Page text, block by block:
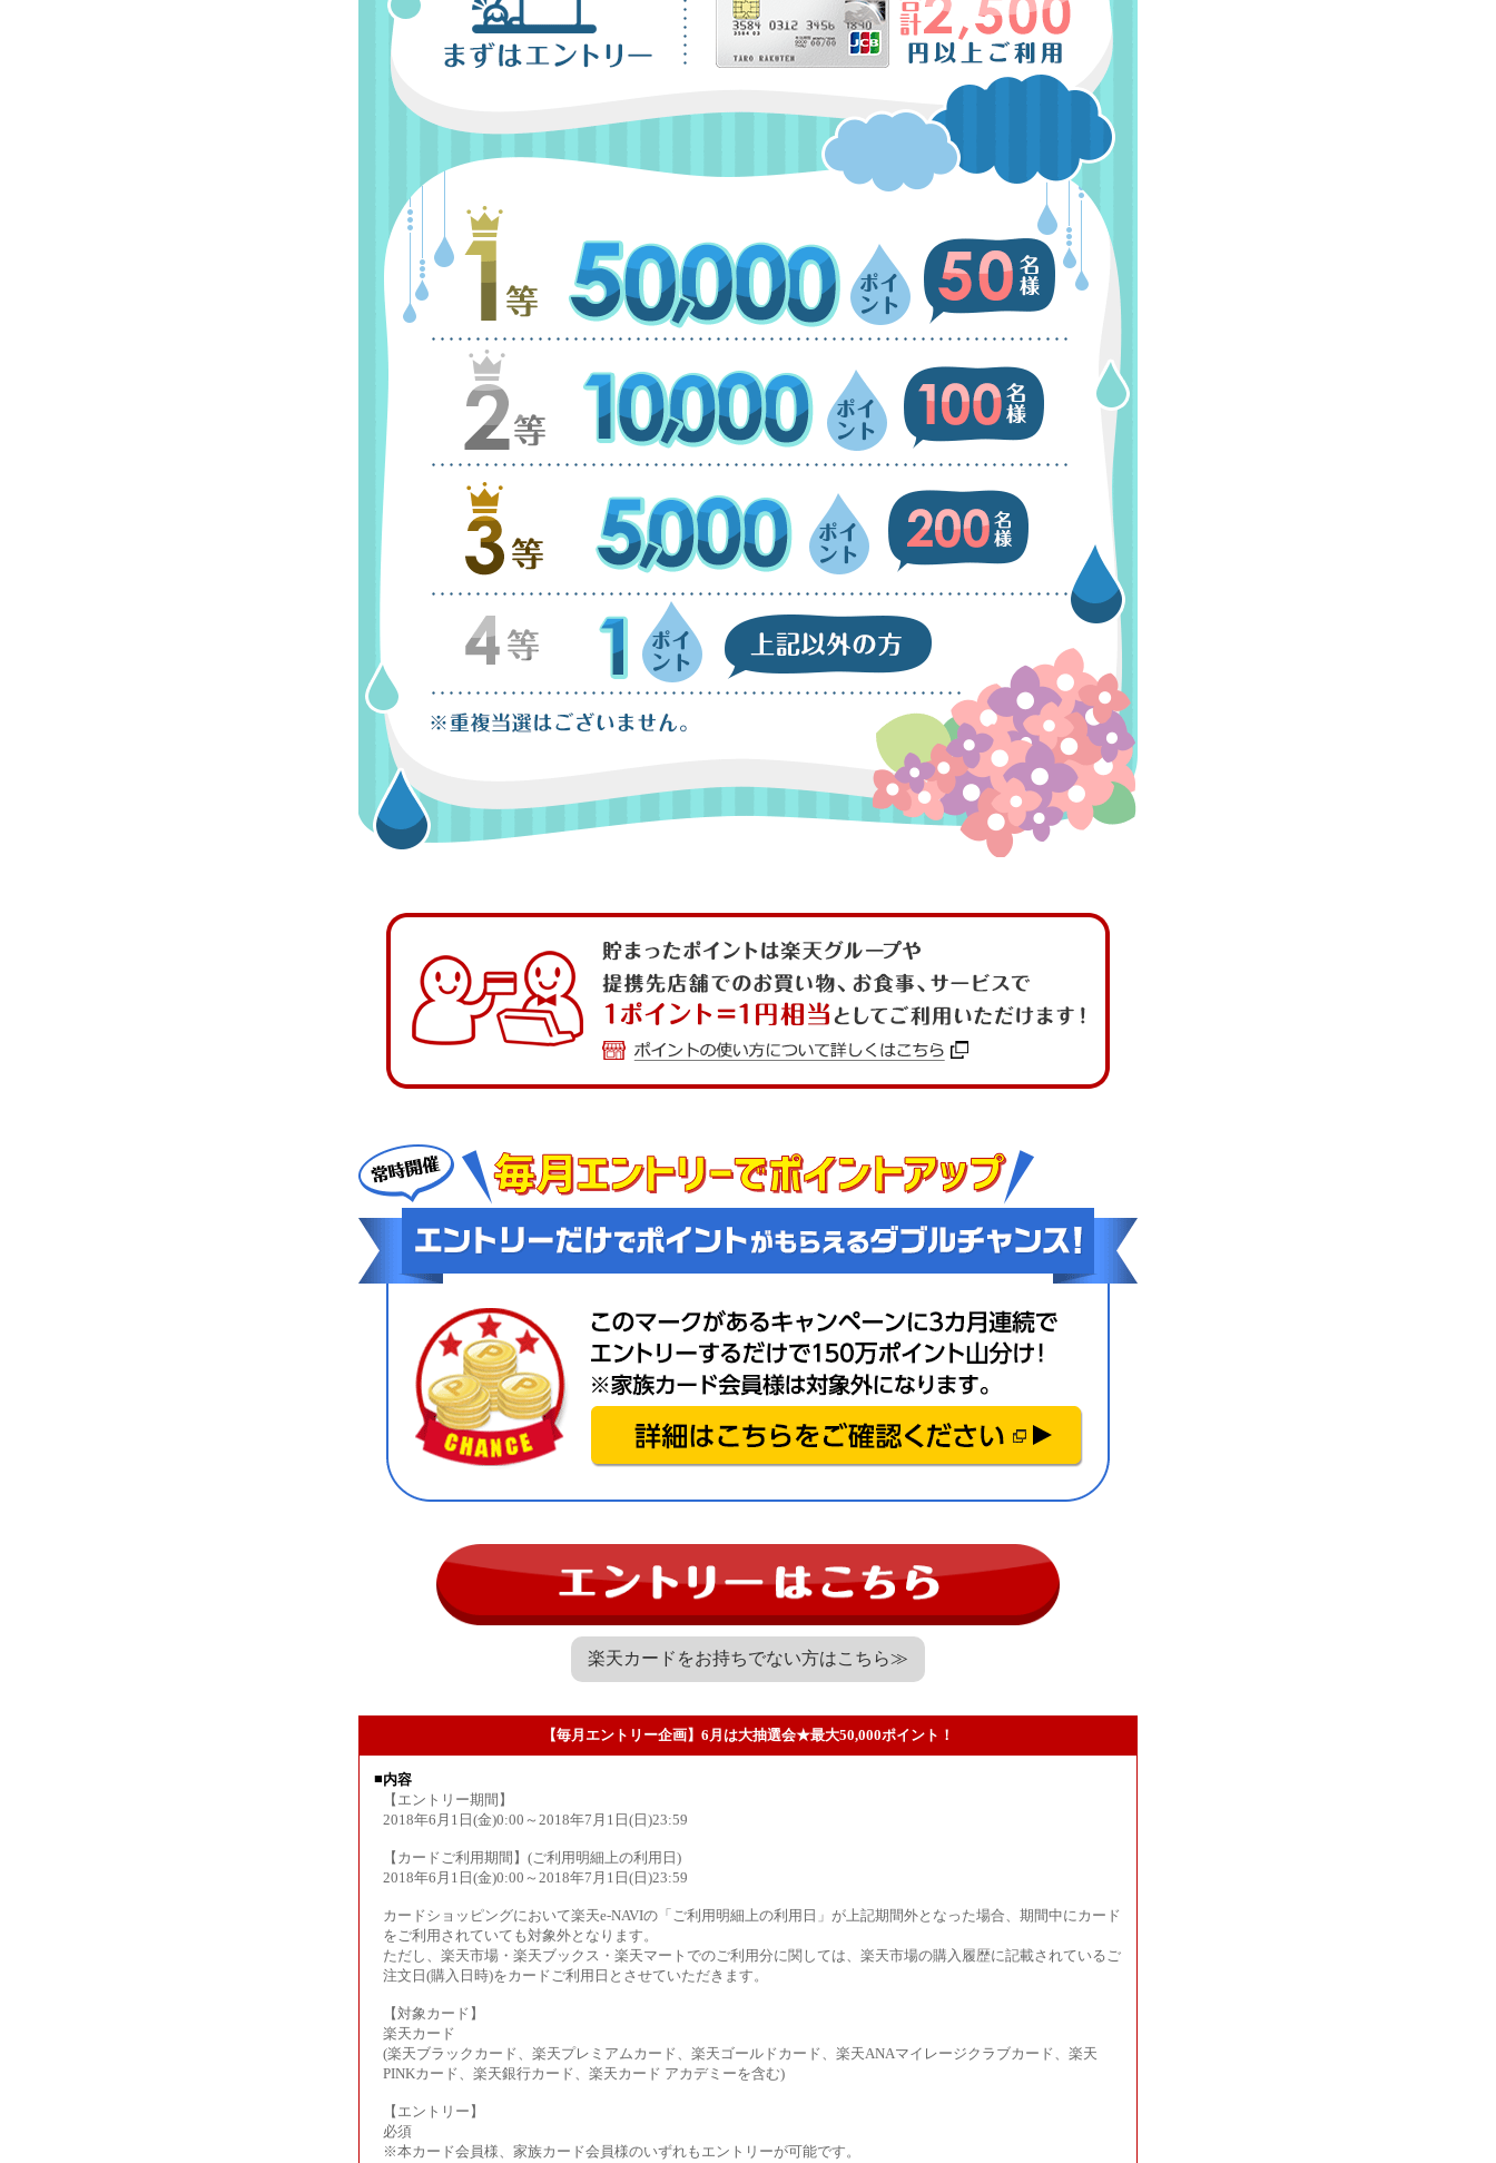
楽天カードをお持ちでない方はこちら≫
【毎月エントリー企画】6月は大抽選会★最大50,000ポイント！
■内容
【エントリー期間】
2018年6月1日(金)0:00～2018年7月1日(日)23:59
【カードご利用期間】(ご利用明細上の利用日)
2018年6月1日(金)0:00～2018年7月1日(日)23:59
カードショッピングにおいて楽天e-NAVIの「ご利用明細上の利用日」が上記期間外となった場合、期間中にカード
をご利用されていても対象外となります。
ただし、楽天市場・楽天ブックス・楽天マートでのご利用分に関しては、楽天市場の購入履歴に記載されているご
注文日(購入日時)をカードご利用日とさせていただきます。
【対象カード】
楽天カード
(楽天ブラックカード、楽天プレミアムカード、楽天ゴールドカード、楽天ANAマイレージクラブカード、楽天
PINKカード、楽天銀行カード、楽天カード アカデミーを含む)
【エントリー】
必須
※本カード会員様、家族カード会員様のいずれもエントリーが可能です。